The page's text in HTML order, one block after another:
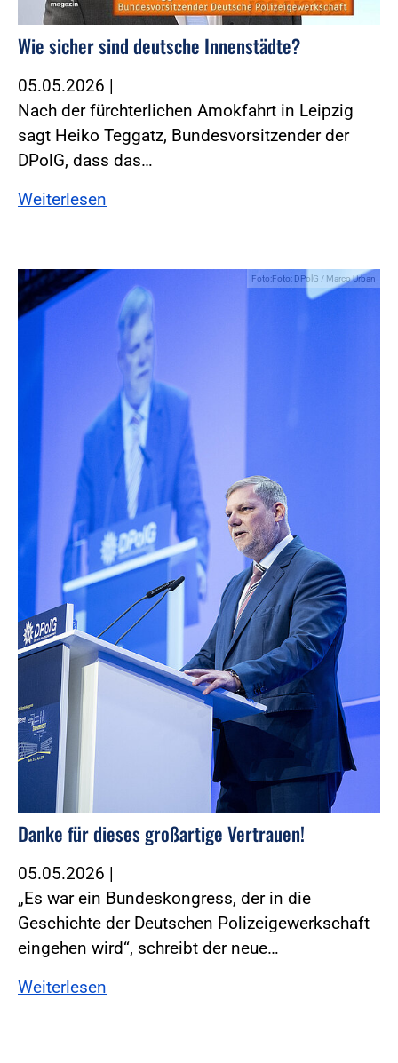
Wie sicher sind deutsche Innenstädte?
05.05.2026 |
Nach der fürchterlichen Amokfahrt in Leipzig
sagt Heiko Teggatz, Bundesvorsitzender der
DPolG, dass das…
Weiterlesen
Foto:Foto: DPolG / Marco Urban
Danke für dieses großartige Vertrauen!
05.05.2026 |
„Es war ein Bundeskongress, der in die
Geschichte der Deutschen Polizeigewerkschaft
eingehen wird“, schreibt der neue…
Weiterlesen